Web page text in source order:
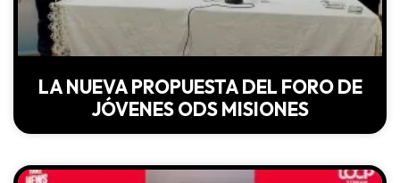
LA NUEVA PROPUESTA DEL FORO DE
JÓVENES ODS MISIONES